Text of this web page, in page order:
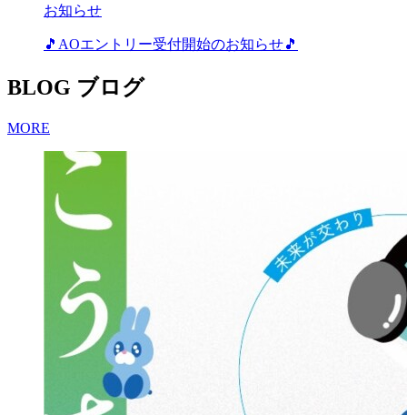
お知らせ
🎵AOエントリー受付開始のお知らせ🎵
BLOG ブログ
MORE